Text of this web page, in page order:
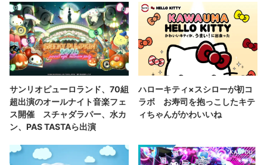
サンリオピューロランド、70組
超出演のオールナイト音楽フェ
ス開催 スチャダラパー、水カ
ン、PAS TASTAら出演
ハローキティ×スシローが初コ
ラボ お寿司を抱っこしたキテ
ィちゃんがかわいいね